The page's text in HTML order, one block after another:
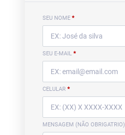
SEU NOME *
SEU E-MAIL *
CELULAR *
MENSAGEM (NÃO OBRIGATRIO)